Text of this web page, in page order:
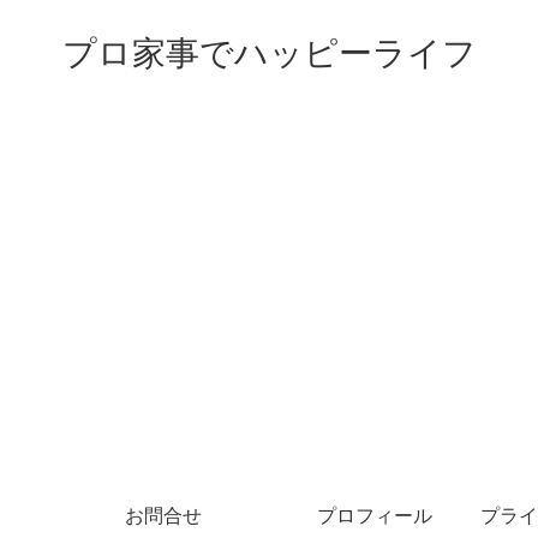
プロ家事でハッピーライフ
お問合せ プロフィール